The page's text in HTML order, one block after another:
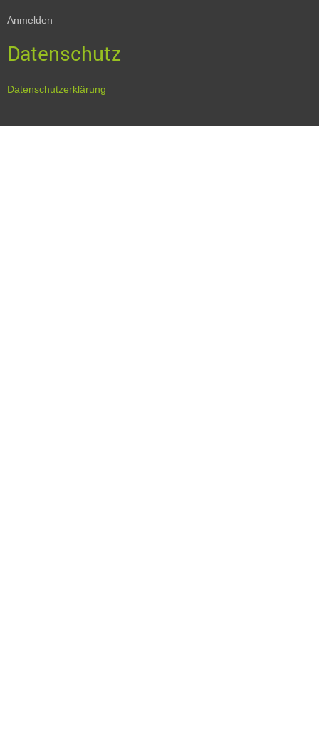
Anmelden
Datenschutz
Datenschutzerklärung